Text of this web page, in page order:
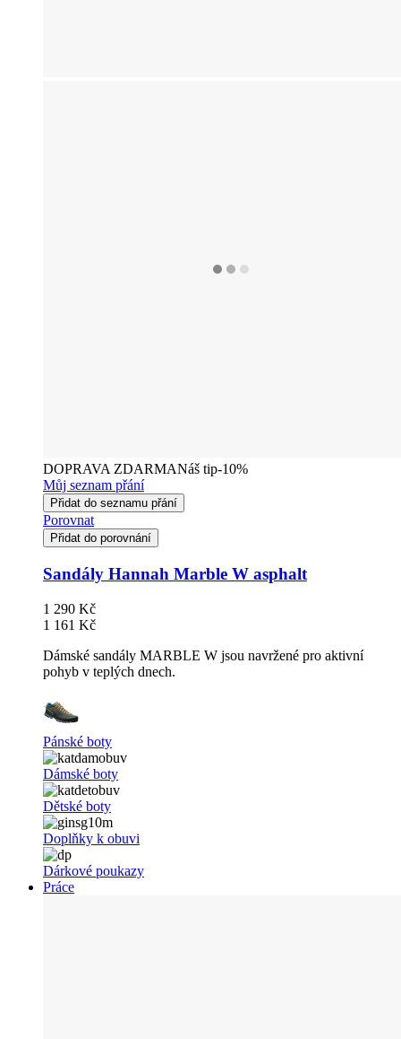
DOPRAVA ZDARMANáš tip-10%
Můj seznam přání
Přidat do seznamu přání
Porovnat
Přidat do porovnání
Sandály Hannah Marble W asphalt
1 290 Kč
1 161 Kč
Dámské sandály MARBLE W jsou navržené pro aktivní
pohyb v teplých dnech.
Pánské boty
Dámské boty
Dětské boty
Doplňky k obuvi
Dárkové poukazy
Práce